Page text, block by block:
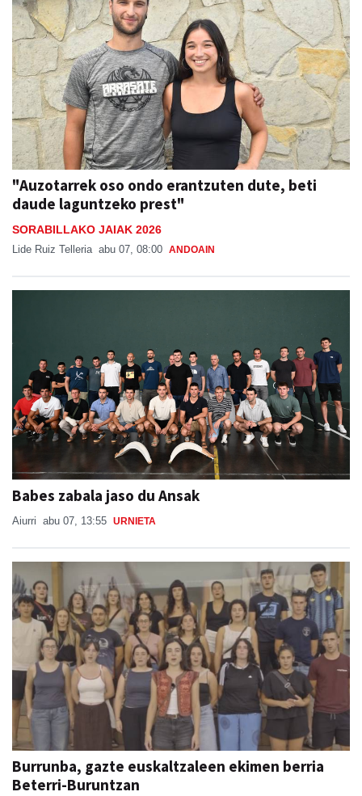
"Auzotarrek oso ondo erantzuten dute, beti
daude laguntzeko prest"
SORABILLAKO JAIAK 2026
Lide Ruiz Telleria abu 07, 08:00 ANDOAIN
Babes zabala jaso du Ansak
Aiurri abu 07, 13:55 URNIETA
Burrunba, gazte euskaltzaleen ekimen berria
Beterri-Buruntzan